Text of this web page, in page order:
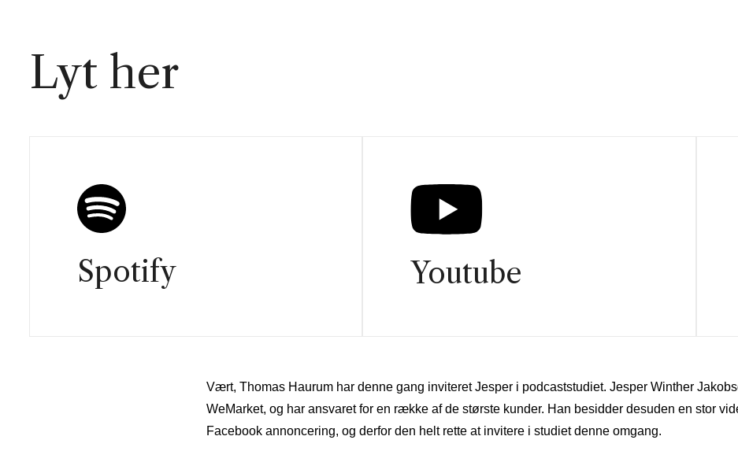
Lyt her
Spotify Youtube
Vært, Thomas Haurum har denne gang inviteret Jesper i podcaststudiet. Jesper Winther
WeMarket, og har ansvaret for en række af de største kunder. Han besidder desuden en stor
Facebook annoncering, og derfor den helt rette at invitere i studiet denne omgang.